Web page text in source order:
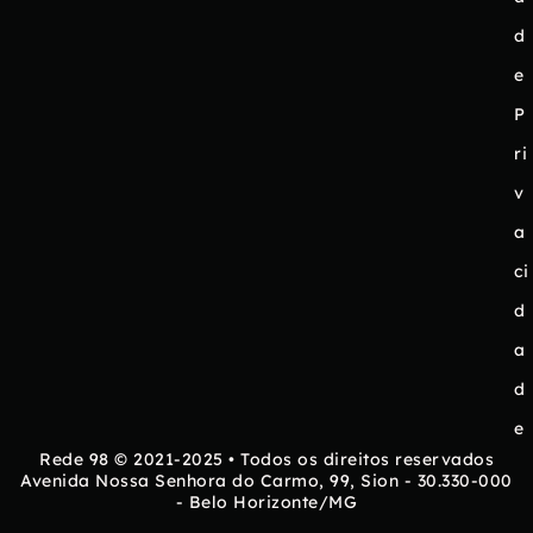
d
e
P
ri
v
a
ci
d
a
d
e
Rede 98 © 2021-2025 • Todos os direitos reservados
Avenida Nossa Senhora do Carmo, 99, Sion - 30.330-000
- Belo Horizonte/MG